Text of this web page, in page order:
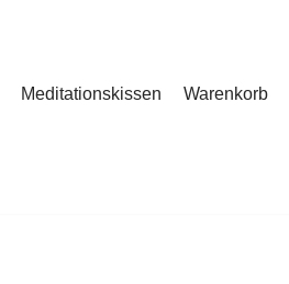
Meditationskissen
Warenkorb